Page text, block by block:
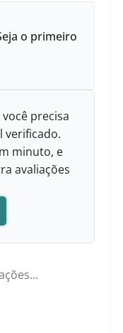
o primeiro
precisa
verificado.
minuto, e
avaliações